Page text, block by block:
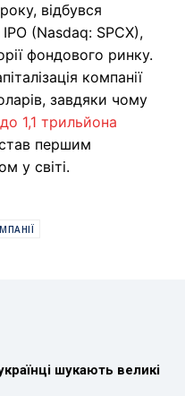
відбувся
(Nasdaq: SPCX),
фондового ринку.
компанії
завдяки чому
1,1 трильйона
став першим
у світі.
шукають великі